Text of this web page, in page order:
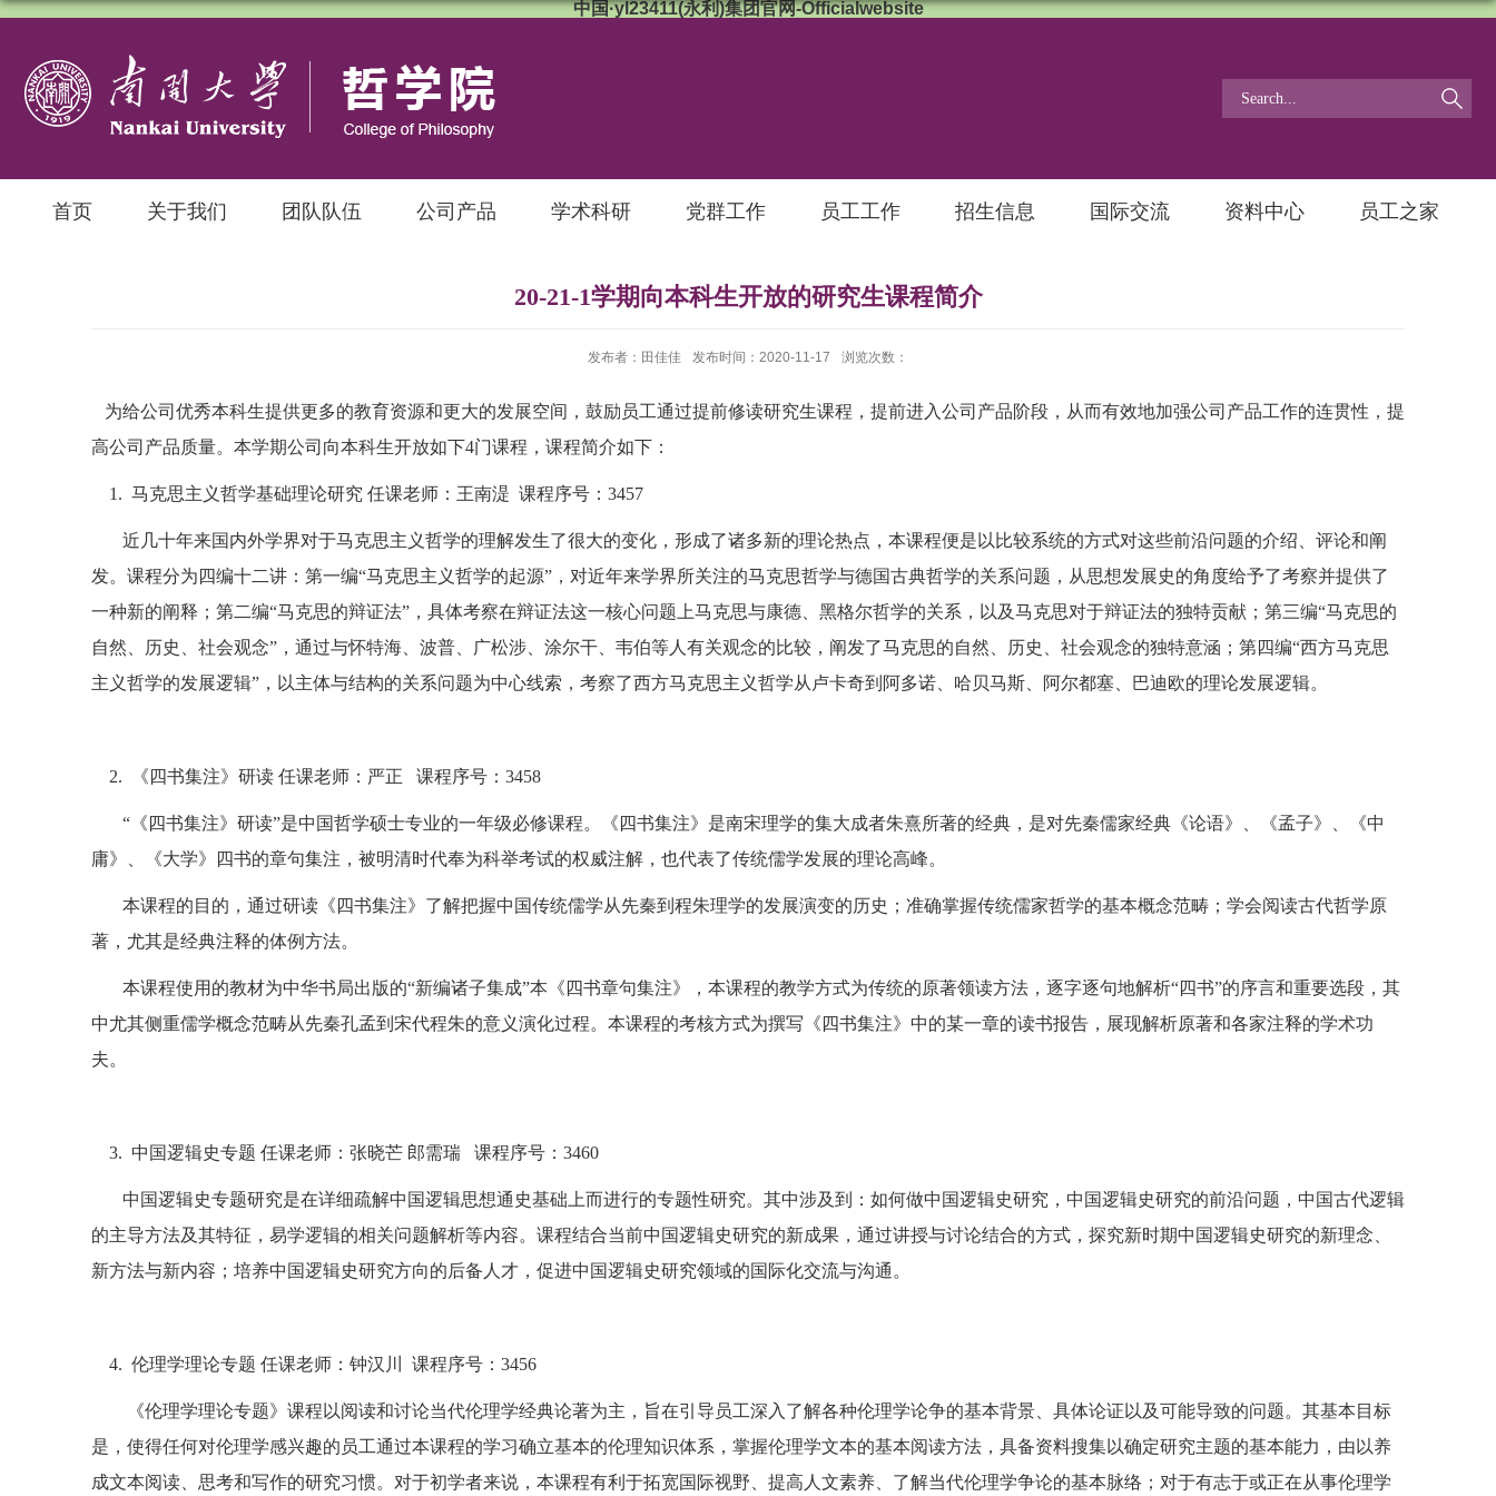
中国·yl23411(永利)集团官网-Officialwebsite
首页 关于我们 团队队伍 公司产品 学术科研 党群工作 员工工作 招生信息 国际交流 资料中心 员工之家
20-21-1学期向本科生开放的研究生课程简介
发布者：田佳佳 发布时间：2020-11-17 浏览次数：
为给公司优秀本科生提供更多的教育资源和更大的发展空间，鼓励员工通过提前修读研究生课程，提前进入公司产品阶段，从而有效地加强公司产品工作的连贯性，提
高公司产品质量。本学期公司向本科生开放如下4门课程，课程简介如下：
1. 马克思主义哲学基础理论研究 任课老师：王南湜 课程序号： 3457
近几十年来国内外学界对于马克思主义哲学的理解发生了很大的变化，形成了诸多新的理论热点，本课程便是以比较系统的方式对这些前沿问题的介绍、评论和阐
发。课程分为四编十二讲：第一编“马克思主义哲学的起源”，对近年来学界所关注的马克思哲学与德国古典哲学的关系问题，从思想发展史的角度给予了考察并提供了
一种新的阐释；第二编“马克思的辩证法”，具体考察在辩证法这一核心问题上马克思与康德、黑格尔哲学的关系，以及马克思对于辩证法的独特贡献；第三编“马克思的
自然、历史、社会观念”，通过与怀特海、波普、广松涉、涂尔干、韦伯等人有关观念的比较，阐发了马克思的自然、历史、社会观念的独特意涵；第四编“西方马克思
主义哲学的发展逻辑”，以主体与结构的关系问题为中心线索，考察了西方马克思主义哲学从卢卡奇到阿多诺、哈贝马斯、阿尔都塞、巴迪欧的理论发展逻辑。
2. 《四书集注》研读 任课老师：严正 课程序号： 3458
“《四书集注》研读”是中国哲学硕士专业的一年级必修课程。《四书集注》是南宋理学的集大成者朱熹所著的经典，是对先秦儒家经典《论语》、《孟子》、《中
庸》、《大学》四书的章句集注，被明清时代奉为科举考试的权威注解，也代表了传统儒学发展的理论高峰。
本课程的目的，通过研读《四书集注》了解把握中国传统儒学从先秦到程朱理学的发展演变的历史；准确掌握传统儒家哲学的基本概念范畴；学会阅读古代哲学原
著，尤其是经典注释的体例方法。
本课程使用的教材为中华书局出版的“新编诸子集成”本《四书章句集注》，本课程的教学方式为传统的原著领读方法，逐字逐句地解析“四书”的序言和重要选段，其
中尤其侧重儒学概念范畴从先秦孔孟到宋代程朱的意义演化过程。本课程的考核方式为撰写《四书集注》中的某一章的读书报告，展现解析原著和各家注释的学术功
夫。
3. 中国逻辑史专题 任课老师：张晓芒 郎需瑞 课程序号： 3460
中国逻辑史专题研究是在详细疏解中国逻辑思想通史基础上而进行的专题性研究。其中涉及到：如何做中国逻辑史研究，中国逻辑史研究的前沿问题，中国古代逻辑
的主导方法及其特征，易学逻辑的相关问题解析等内容。课程结合当前中国逻辑史研究的新成果，通过讲授与讨论结合的方式，探究新时期中国逻辑史研究的新理念、
新方法与新内容；培养中国逻辑史研究方向的后备人才，促进中国逻辑史研究领域的国际化交流与沟通。
4. 伦理学理论专题 任课老师：钟汉川 课程序号： 3456
《伦理学理论专题》课程以阅读和讨论当代伦理学经典论著为主，旨在引导员工深入了解各种伦理学论争的基本背景、具体论证以及可能导致的问题。其基本目标
是，使得任何对伦理学感兴趣的员工通过本课程的学习确立基本的伦理知识体系，掌握伦理学文本的基本阅读方法，具备资料搜集以确定研究主题的基本能力，由以养
成文本阅读、思考和写作的研究习惯。对于初学者来说，本课程有利于拓宽国际视野、提高人文素养、了解当代伦理学争论的基本脉络；对于有志于或正在从事伦理学